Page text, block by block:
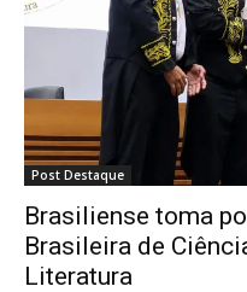
Post Destaque
Brasiliense toma
Brasileira de
Literatura